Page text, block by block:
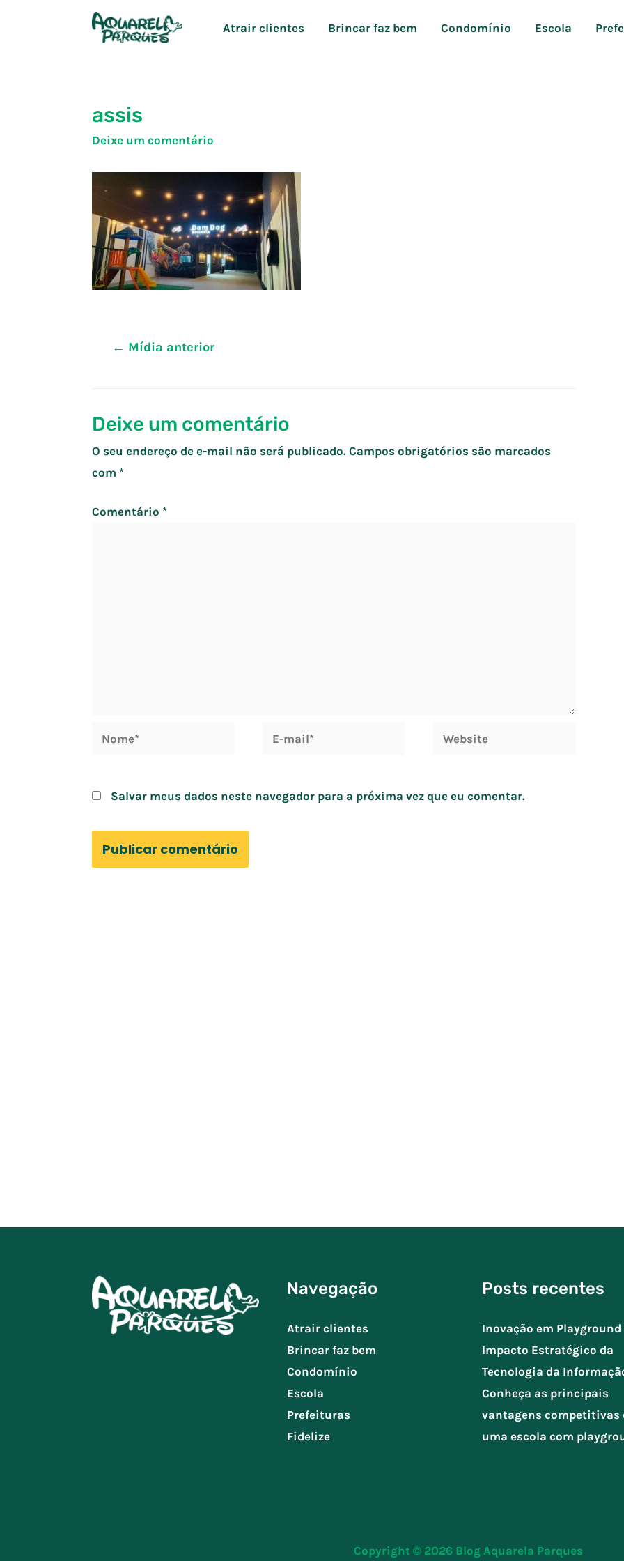
Atrair clientes Brincar faz bem Condomínio Escola
assis
Deixe um comentário
Navegação
← Mídia anterior
Deixe um comentário
O seu endereço de e-mail não será publicado. Campos obrigatórios são marcados
com *
Comentário *
Website
Salvar meus dados neste navegador para a próxima vez que eu comentar.
Navegação
Atrair clientes
Brincar faz bem
Condomínio
Escola
Prefeituras
Fidelize
Posts recentes
Inovação em Playground
Impacto Estratégico da
Tecnologia da
Conheça as principais
vantagens competitivas
uma escola com
Copyright © 2026 Blog Aquarela Parques